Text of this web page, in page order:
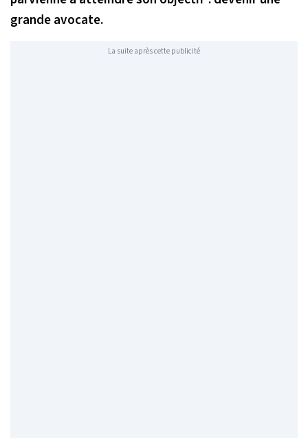
grande avocate.
La suite après cette publicité